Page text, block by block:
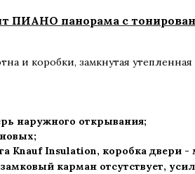
ПИАНО панорама с
и коробки, замкнутая
наружного открывания;
Knauf Insulation, коробка двери -
карман отсутствует,